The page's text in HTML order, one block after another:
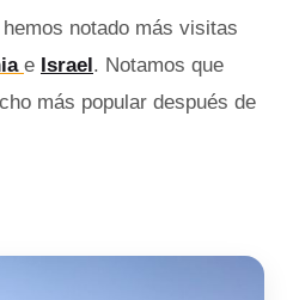
notado más visitas
e Israel. Notamos que
más popular después de